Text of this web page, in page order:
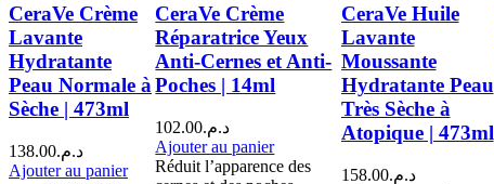
CeraVe Crème
Lavante
Hydratante
Peau Normale à
Sèche | 473ml
د.م.138.00
Ajouter au panier
CeraVe Crème
Réparatrice Yeux
Anti-Cernes et Anti-
Poches | 14ml
د.م.102.00
Ajouter au panier
Réduit l’apparence des
CeraVe Huile
Lavante
Moussante
Hydratante Peau
Très Sèche à
Atopique | 473ml
د.م.158.00